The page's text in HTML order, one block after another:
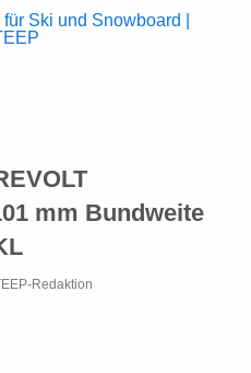
mm Bundweite
Redaktion